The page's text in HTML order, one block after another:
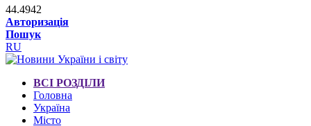
44.4942
Авторизація
Пошук
RU
ВСІ РОЗДІЛИ
Головна
Україна
Місто